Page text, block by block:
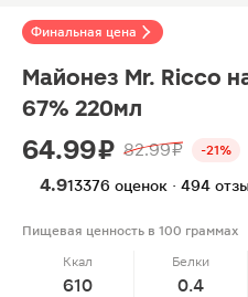
Финальная цена
Майонез Mr. Ricco
67% 220мл
64.99 ₽ 82.99 ₽ -21%
4.913376 оценок · 494
Пищевая ценность в 100 граммах
Ккал
610
Белки
0.4